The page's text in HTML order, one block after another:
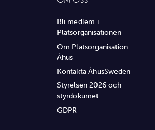
Bli medlem i
Platsorganisationen
Om Platsorganisation
Åhus
Kontakta ÅhusSweden
Styrelsen 2026 och
styrdokumet
GDPR